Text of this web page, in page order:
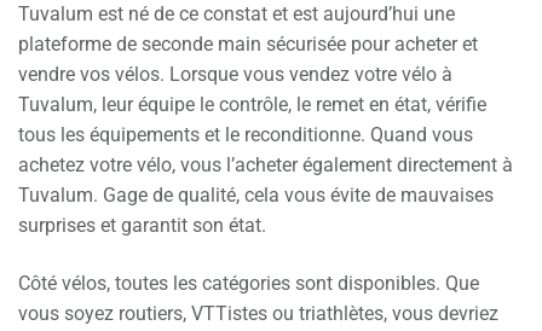
Tuvalum est né de ce constat et est aujourd’hui une
plateforme de seconde main sécurisée pour acheter et
vendre vos vélos. Lorsque vous vendez votre vélo à
Tuvalum, leur équipe le contrôle, le remet en état, vérifie
tous les équipements et le reconditionne. Quand vous
achetez votre vélo, vous l’acheter également directement à
Tuvalum. Gage de qualité, cela vous évite de mauvaises
surprises et garantit son état.
Côté vélos, toutes les catégories sont disponibles. Que
vous soyez routiers, VTTistes ou triathlètes, vous devriez